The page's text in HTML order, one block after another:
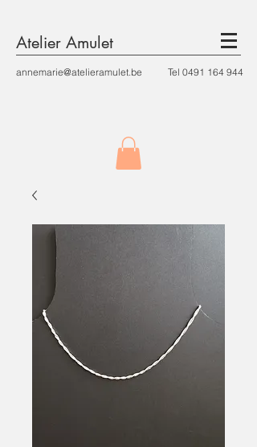
Atelier Amulet
annemarie@atelieramulet.be Tel 0491 164 944